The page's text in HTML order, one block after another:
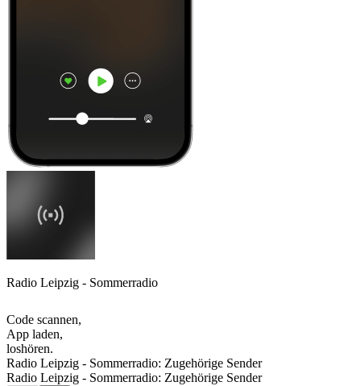
Radio Leipzig - Sommerradio
Code scannen,
App laden,
loshören.
Radio Leipzig - Sommerradio: Zugehörige Sender
Radio Leipzig - Sommerradio: Zugehörige Sender